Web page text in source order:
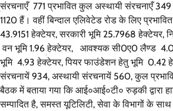
संरचनाएँ 771 प्रभावित कुल अस्थायी संरचनाएँ
1120 हैं। वहीं बिन्दाल एलिवेटेड रोड के लिए
43.9151 हेक्टेयर, सरकारी भूमि 25.7968 हेक्टेयर,
वन भूमि 1.96 हेक्टेयर, आवश्यक सी0ए0 लैण्ड
भूमि 4.93 हेक्टेयर, पियर फाउंडेशन हेतु भूमि 0.42
संरचनायें 934, अस्थायी संरचनायें 560, कुल
बैठक में बताया गया कि आई०आई०टी० रुड़की द्वारा
सम्पादित है, समस्त यूटिलिटी, सेवा के विभागों के